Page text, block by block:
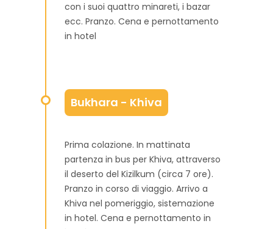
con i suoi quattro minareti, i bazar
ecc. Pranzo. Cena e pernottamento
in hotel
Bukhara - Khiva
Prima colazione. In mattinata
partenza in bus per Khiva, attraverso
il deserto del Kizilkum (circa 7 ore).
Pranzo in corso di viaggio. Arrivo a
Khiva nel pomeriggio, sistemazione
in hotel. Cena e pernottamento in